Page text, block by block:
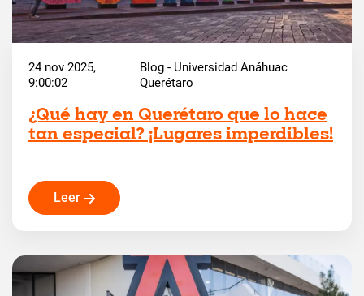
24 nov 2025,
9:00:02
Blog - Universidad Anáhuac
Querétaro
¿Qué hay en Querétaro que lo hace
tan especial? ¡Lugares imperdibles!
Leer